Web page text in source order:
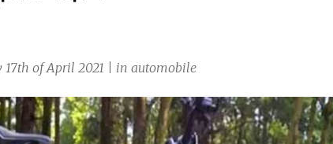
17th of April 2021 | in automobile